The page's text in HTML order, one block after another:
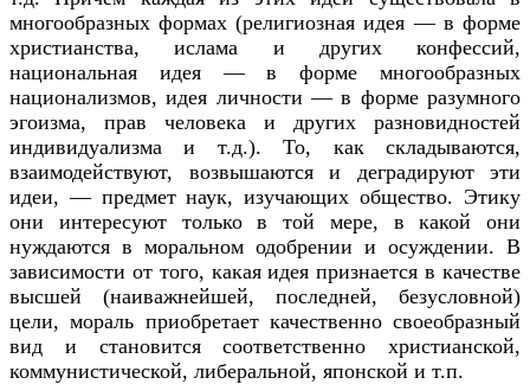
многообразных формах (религиозная идея — в форме
христианства, ислама и других конфессий,
национальная идея — в форме многообразных
национализмов, идея личности — в форме разумного
эгоизма, прав человека и других разновидностей
индивидуализма и т.д.). То, как складываются,
взаимодействуют, возвышаются и деградируют эти
идеи, — предмет наук, изучающих общество. Этику
они интересуют только в той мере, в какой они
нуждаются в моральном одобрении и осуждении. В
зависимости от того, какая идея признается в качестве
высшей (наиважнейшей, последней, безусловной)
цели, мораль приобретает качественно своеобразный
вид и становится соответственно христианской,
коммунистической, либеральной, японской и т.п.